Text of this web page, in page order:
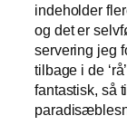
indeholder
og det er
servering jeg
tilbage i de
fantastisk, så